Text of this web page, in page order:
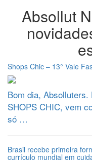
Absollut
Shops Chic – 13° Vale
Bom dia,
SHOPS CHIC, vem
só …
Brasil recebe primeira
currículo mundial em